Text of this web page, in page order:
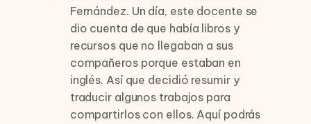
Fernández. Un día, este docente se
dio cuenta de que había libros y
recursos que no llegaban a sus
compañeros porque estaban en
inglés. Así que decidió resumir y
traducir algunos trabajos para
compartirlos con ellos. Aquí podrás